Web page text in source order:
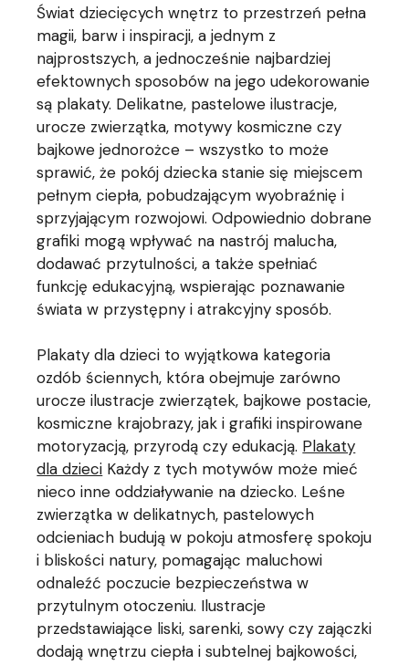
Świat dziecięcych wnętrz to przestrzeń pełna
magii, barw i inspiracji, a jednym z
najprostszych, a jednocześnie najbardziej
efektownych sposobów na jego udekorowanie
są plakaty. Delikatne, pastelowe ilustracje,
urocze zwierzątka, motywy kosmiczne czy
bajkowe jednorożce – wszystko to może
sprawić, że pokój dziecka stanie się miejscem
pełnym ciepła, pobudzającym wyobraźnię i
sprzyjającym rozwojowi. Odpowiednio dobrane
grafiki mogą wpływać na nastrój malucha,
dodawać przytulności, a także spełniać
funkcję edukacyjną, wspierając poznawanie
świata w przystępny i atrakcyjny sposób.
Plakaty dla dzieci to wyjątkowa kategoria
ozdób ściennych, która obejmuje zarówno
urocze ilustracje zwierzątek, bajkowe postacie,
kosmiczne krajobrazy, jak i grafiki inspirowane
motoryzacją, przyrodą czy edukacją. Plakaty
dla dzieci Każdy z tych motywów może mieć
nieco inne oddziaływanie na dziecko. Leśne
zwierzątka w delikatnych, pastelowych
odcieniach budują w pokoju atmosferę spokoju
i bliskości natury, pomagając maluchowi
odnaleźć poczucie bezpieczeństwa w
przytulnym otoczeniu. Ilustracje
przedstawiające liski, sarenki, sowy czy zajączki
dodają wnętrzu ciepła i subtelnej bajkowości,